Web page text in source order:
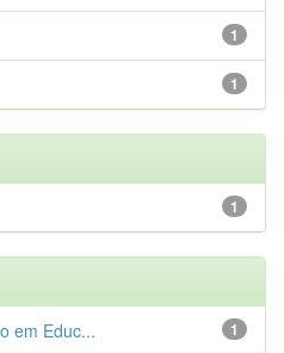
1
1
1
1
em Educ...